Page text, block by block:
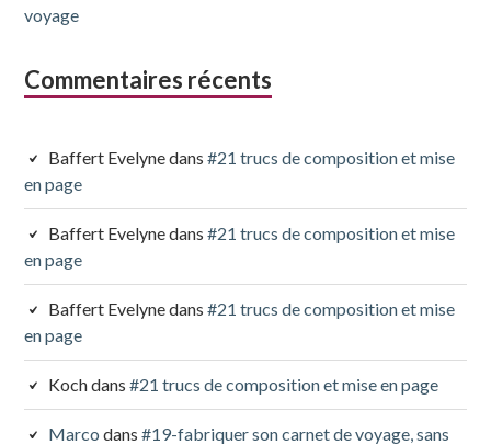
voyage
Commentaires récents
Baffert Evelynedans#21 trucs de composition et mise
en page
Baffert Evelynedans#21 trucs de composition et mise
en page
Baffert Evelynedans#21 trucs de composition et mise
en page
Kochdans#21 trucs de composition et mise en page
Marco dans#19-fabriquer son carnet de voyage, sans